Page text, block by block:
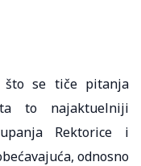
što se tiče pitanja
to najaktuelniji
Rektorice i
odnosno